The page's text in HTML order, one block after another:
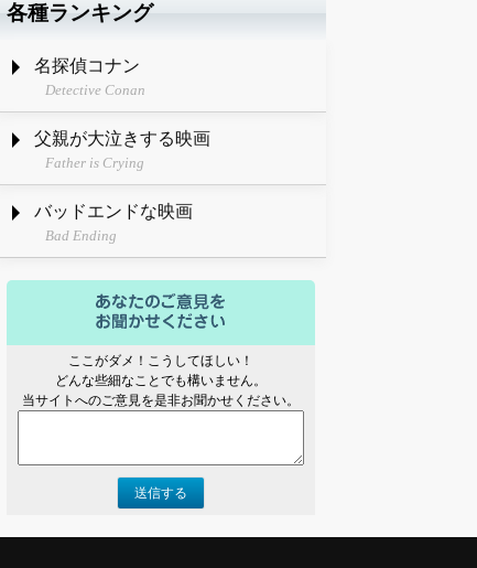
各種ランキング
名探偵コナン
Detective Conan
父親が大泣きする映画
Father is Crying
バッドエンドな映画
Bad Ending
ここがダメ！こうしてほしい！
どんな些細なことでも構いません。
当サイトへのご意見を是非お聞かせください。
送信する